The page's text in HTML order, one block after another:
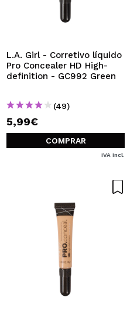
L.A. Girl - Corretivo líquido
Pro Concealer HD High-
definition - GC992 Green
(49)
5,99€
COMPRAR
IVA Incl.